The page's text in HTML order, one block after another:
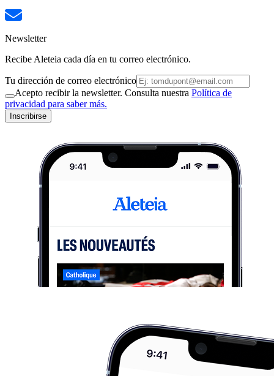
Newsletter
Recibe Aleteia cada día en tu correo electrónico.
Tu dirección de correo electrónico
Acepto recibir la newsletter. Consulta nuestra Política de
privacidad para saber más.
Inscribirse